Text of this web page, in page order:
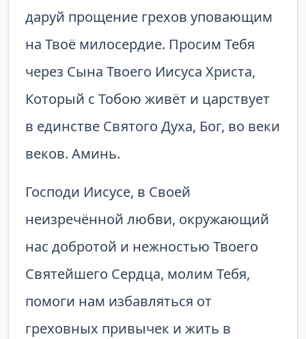
даруй прощение грехов уповающим
на Твоё милосердие. Просим Тебя
через Сына Твоего Иисуса Христа,
Который с Тобою живёт и царствует
в единстве Святого Духа, Бог, во веки
веков. Аминь.
Господи Иисусе, в Своей
неизречённой любви, окружающий
нас добротой и нежностью Твоего
Святейшего Сердца, молим Тебя,
помоги нам избавляться от
греховных привычек и жить в